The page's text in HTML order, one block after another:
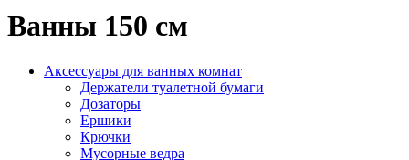
Ванны 150 см
Аксессуары для ванных комнат
Держатели туалетной бумаги
Дозаторы
Ершики
Крючки
Мусорные ведра